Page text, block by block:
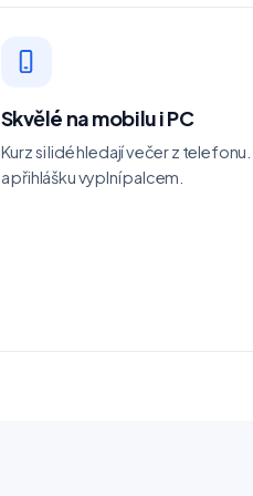
Skvělé na mobilu i PC
Kurz si lidé hledají večer z
a přihlášku vyplní palcem.